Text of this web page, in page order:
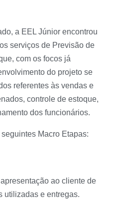
a EEL Júnior encontrou
serviços de Previsão de
com os focos já
do projeto se
referentes às vendas e
controle de estoque,
dos funcionários.
Macro Etapas:
ao cliente de
utilizadas e entregas.